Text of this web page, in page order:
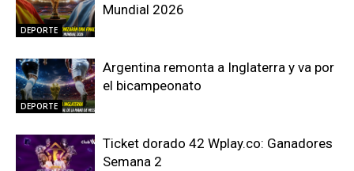
DEPORTE
Mundial 2026
DEPORTE
Argentina remonta a Inglaterra y va por
el bicampeonato
Ticket dorado 42 Wplay.co: Ganadores
Semana 2